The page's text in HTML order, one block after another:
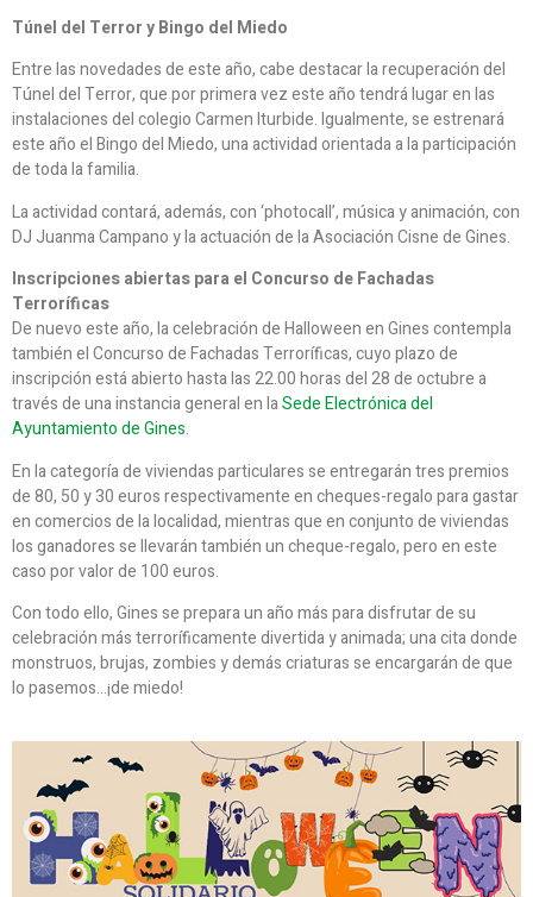
Túnel del Terror y Bingo del Miedo
Entre las novedades de este año, cabe destacar la recuperación del
Túnel del Terror, que por primera vez este año tendrá lugar en las
instalaciones del colegio Carmen Iturbide. Igualmente, se estrenará
este año el Bingo del Miedo, una actividad orientada a la participación
de toda la familia.
La actividad contará, además, con ‘photocall’, música y animación, con
DJ Juanma Campano y la actuación de la Asociación Cisne de Gines.
Inscripciones abiertas para el Concurso de Fachadas
Terroríficas
De nuevo este año, la celebración de Halloween en Gines contempla
también el Concurso de Fachadas Terroríficas, cuyo plazo de
inscripción está abierto hasta las 22.00 horas del 28 de octubre a
través de una instancia general en laSede Electrónica del
Ayuntamiento de Gines.
En la categoría de viviendas particulares se entregarán tres premios
de 80, 50 y 30 euros respectivamente en cheques-regalo para gastar
en comercios de la localidad, mientras que en conjunto de viviendas
los ganadores se llevarán también un cheque-regalo, pero en este
caso por valor de 100 euros.
Con todo ello, Gines se prepara un año más para disfrutar de su
celebración más terroríficamente divertida y animada; una cita donde
monstruos, brujas, zombies y demás criaturas se encargarán de que
lo pasemos…¡de miedo!